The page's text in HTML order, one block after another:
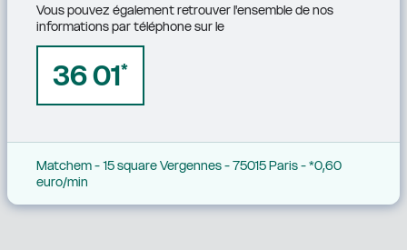
Vous pouvez également retrouver l'ensemble de nos
informations par téléphone sur le
36 01*
Matchem - 15 square Vergennes - 75015 Paris - *0,60
euro/min